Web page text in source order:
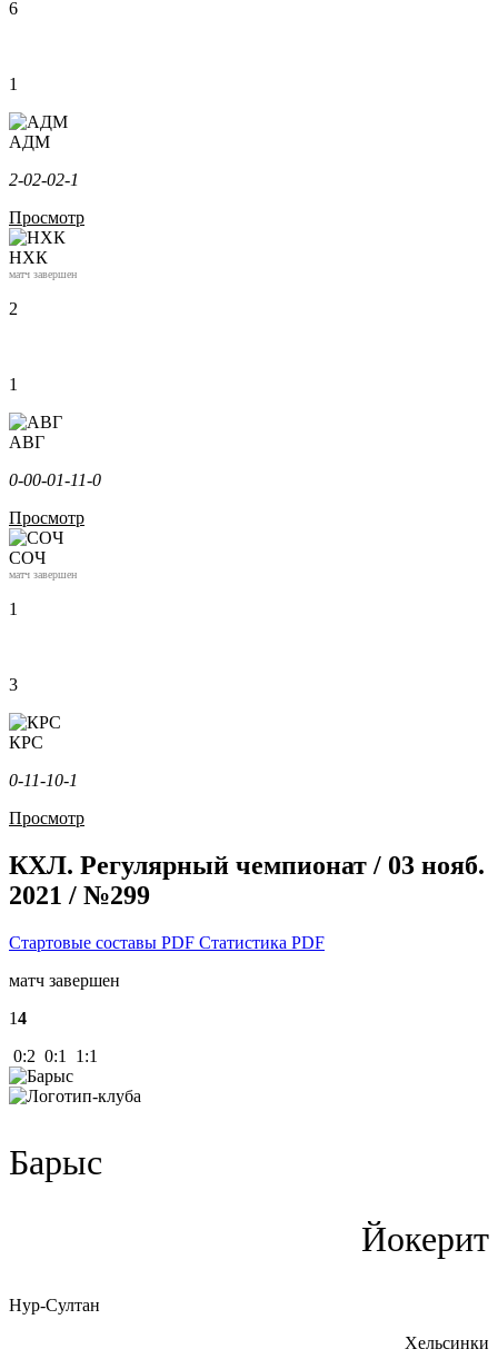
6
1
АДМ
2-02-02-1
Просмотр
НХК
матч завершен
2
1
АВГ
0-00-01-11-0
Просмотр
СОЧ
матч завершен
1
3
КРС
0-11-10-1
Просмотр
КХЛ. Регулярный чемпионат / 03 нояб.
2021 / №299
Стартовые составы PDF Статистика PDF
матч завершен
14
0:2 0:1 1:1
Барыс
Йокерит
Нур-Султан
Хельсинки